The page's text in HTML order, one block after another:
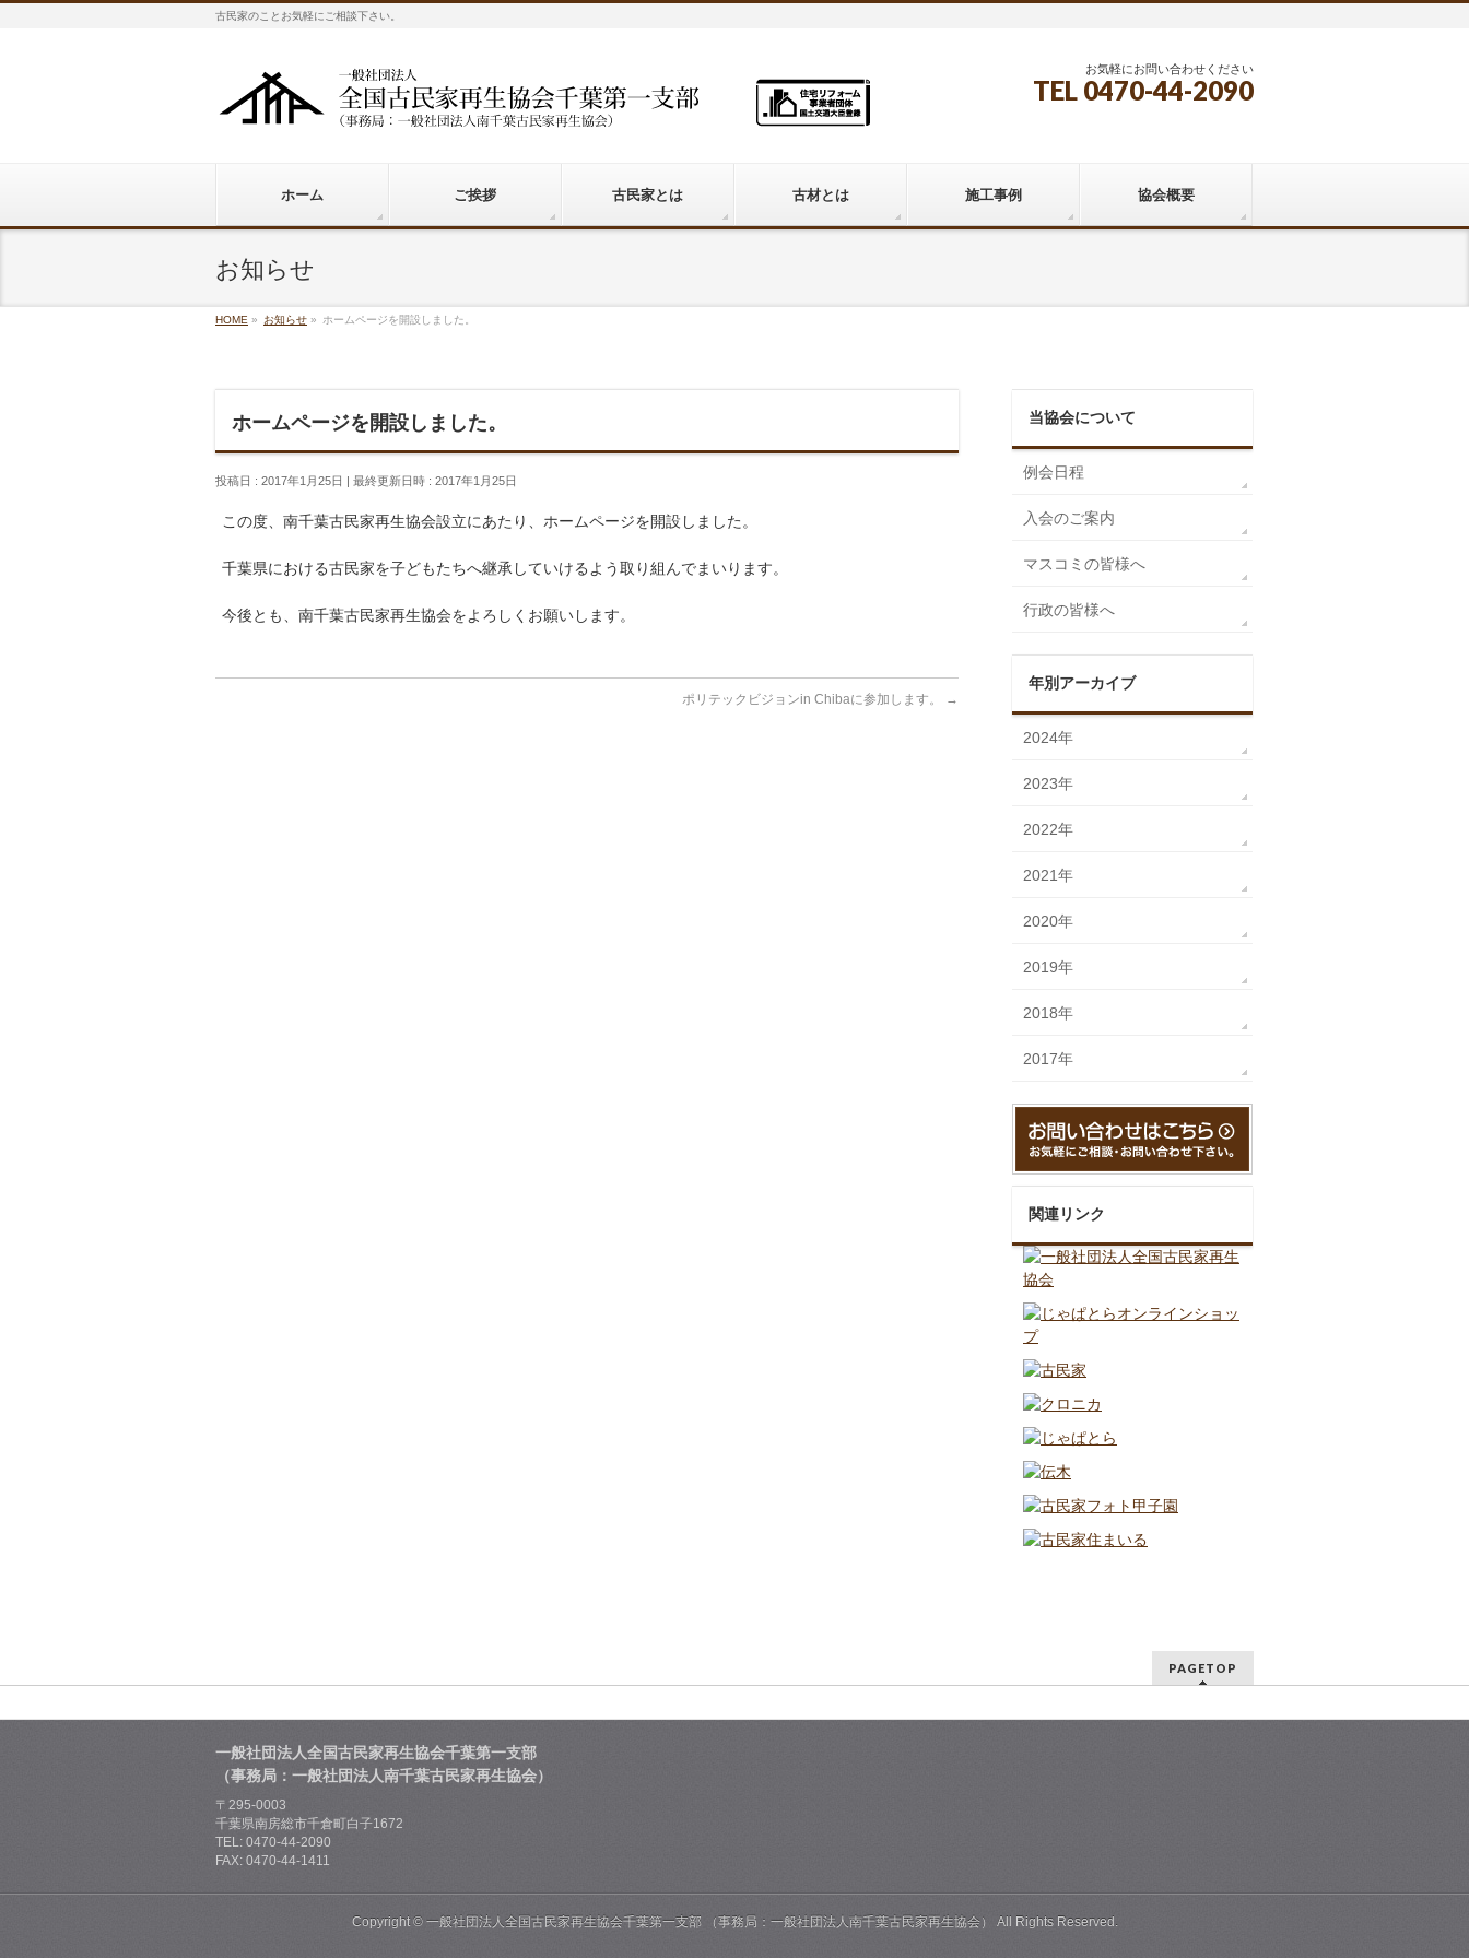
古民家のことお気軽にご相談下さい。
お気軽にお問い合わせください
TEL 0470-44-2090
ホーム ご挨拶 古民家とは 古材とは 施工事例 協会概要
お知らせ
HOME » お知らせ » ホームページを開設しました。
ホームページを開設しました。
投稿日 : 2017年1月25日 最終更新日時 : 2017年1月25日
この度、南千葉古民家再生協会設立にあたり、ホームページを開設しました。
千葉県における古民家を子どもたちへ継承していけるよう取り組んでまいります。
今後とも、南千葉古民家再生協会をよろしくお願いします。
ポリテックビジョンin Chibaに参加します。 →
当協会について
例会日程
入会のご案内
マスコミの皆様へ
行政の皆様へ
年別アーカイブ
2024年
2023年
2022年
2021年
2020年
2019年
2018年
2017年
関連リンク
PAGETOP
一般社団法人全国古民家再生協会千葉第一支部
（事務局：一般社団法人南千葉古民家再生協会）
〒295-0003
千葉県南房総市千倉町白子1672
TEL: 0470-44-2090
FAX: 0470-44-1411
Copyright © 一般社団法人全国古民家再生協会千葉第一支部 （事務局：一般社団法人南千葉古民家再生協会） All Rights Reserved.